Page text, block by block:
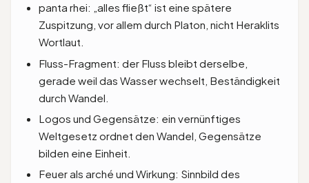
panta rhei: „alles fließt“ ist eine spätere
Zuspitzung, vor allem durch Platon, nicht Heraklits
Wortlaut.
Fluss-Fragment: der Fluss bleibt derselbe,
gerade weil das Wasser wechselt, Beständigkeit
durch Wandel.
Logos und Gegensätze: ein vernünftiges
Weltgesetz ordnet den Wandel, Gegensätze
bilden eine Einheit.
Feuer als arché und Wirkung: Sinnbild des